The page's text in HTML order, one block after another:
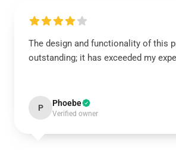
The design and functionality of this
outstanding; it has exceeded my
P Phoebe
Verified owner